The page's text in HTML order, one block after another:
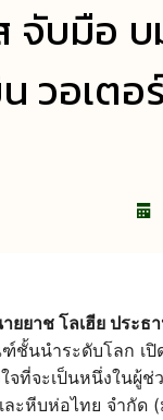
จับมือ
วอเ
ยยาช โลเฮีย ประ
ชั้นนำระดับโลก เปิ
ที่จะเป็นหนึ่งในผู้
หีบห่อไทย จำกัด